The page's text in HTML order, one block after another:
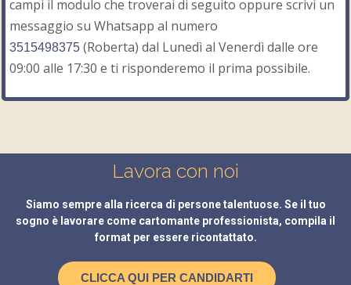
campi il modulo che troverai di seguito oppure scrivi un
messaggio su Whatsapp al numero
3515498375 (Roberta) dal Lunedì al Venerdì dalle ore
09:00 alle 17:30 e ti risponderemo il prima possibile.
Lavora con noi
Siamo sempre alla ricerca di persone talentuose. Se il tuo
sogno è lavorare come cartomante professionista, compila il
format per essere ricontattato.
CLICCA QUI PER CANDIDARTI